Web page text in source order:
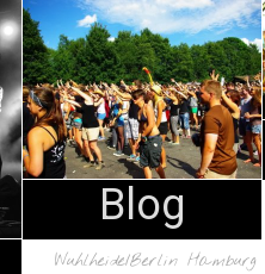
Blog
Wuhlheide/Berlin Hamburg